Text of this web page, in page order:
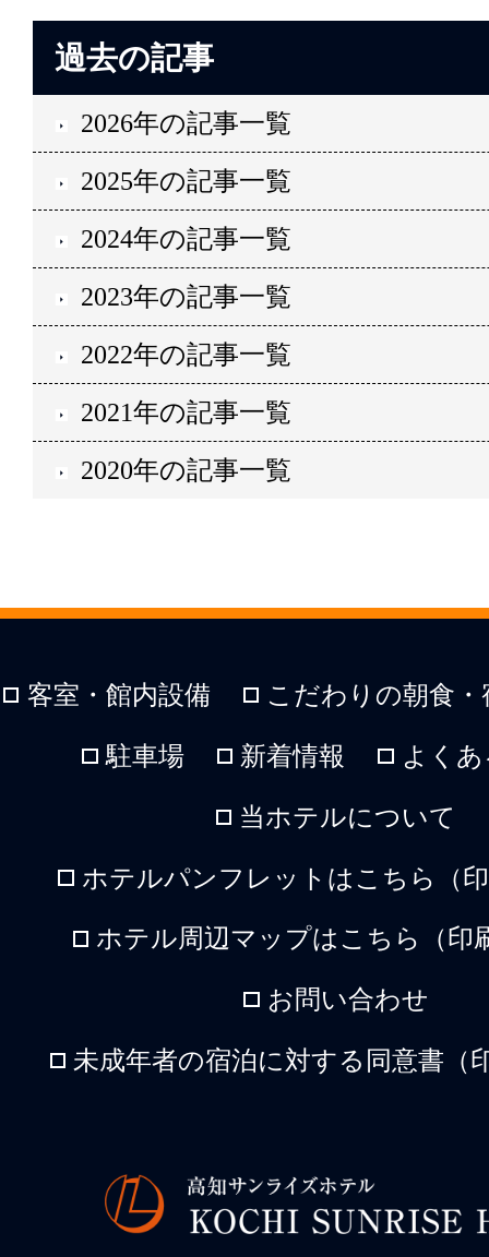
過去の記事
2026年の記事一覧
2025年の記事一覧
2024年の記事一覧
2023年の記事一覧
2022年の記事一覧
2021年の記事一覧
2020年の記事一覧
客室・館内設備 こだわりの朝食
駐車場 新着情報 よく
当ホテルについて
ホテルパンフレットはこちら（
ホテル周辺マップはこちら（印
お問い合わせ
未成年者の宿泊に対する同意書（